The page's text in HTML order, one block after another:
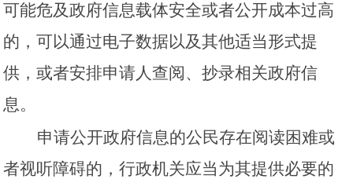
可能危及政府信息载体安全或者公开成本过高
的，可以通过电子数据以及其他适当形式提
供，或者安排申请人查阅、抄录相关政府信
息。
申请公开政府信息的公民存在阅读困难或
者视听障碍的，行政机关应当为其提供必要的